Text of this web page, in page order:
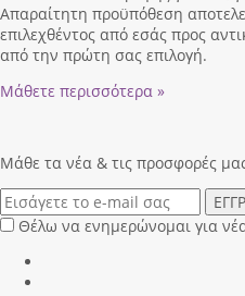
Απαραίτητη προϋπόθεση
επιλεχθέντος από εσάς προς
από την πρώτη σας επιλογή.
Μάθετε περισσότερα »
Μάθε τα νέα & τις προσφορές
Θέλω να ενημερώνομαι για